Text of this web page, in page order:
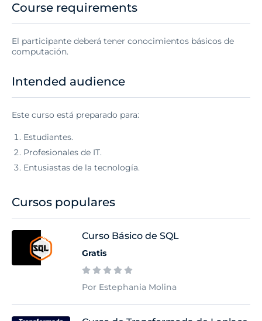
Course requirements
El participante deberá tener conocimientos básicos de
computación.
Intended audience
Este curso está preparado para:
Estudiantes.
Profesionales de IT.
Entusiastas de la tecnología.
Cursos populares
NUEVO Curso Básico de SQL
Gratis
Por Estephania Molina